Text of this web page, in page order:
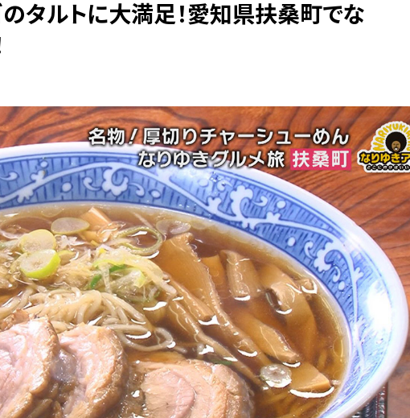
タルトに大満足！愛知県扶桑町でな